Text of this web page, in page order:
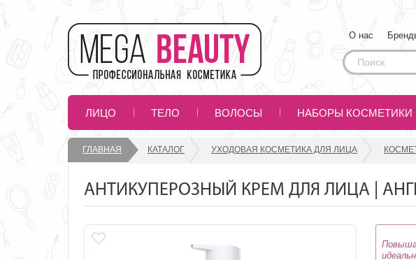
О нас
ЛИЦО ТЕЛО ВОЛОСЫ НАБОРЫ КОСМЕТИКИ
ГЛАВНАЯ КАТАЛОГ УХОДОВАЯ КОСМЕТИКА ДЛЯ ЛИЦА
АНТИКУПЕРОЗНЫЙ КРЕМ ДЛЯ ЛИЦА |